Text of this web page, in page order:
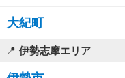
大紀町
伊勢志摩エリア